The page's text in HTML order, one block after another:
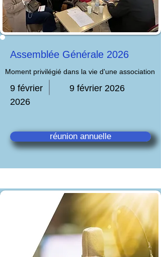
Assemblée Générale 2026
Moment privilégié dans la vie d'une association
9 février
2026
9 février 2026
réunion annuelle